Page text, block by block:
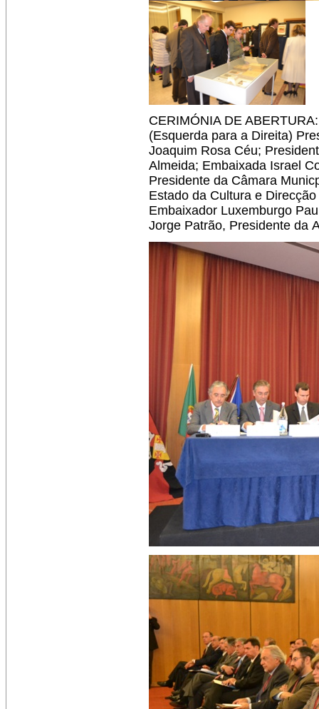
CERIMÓNIA DE ABERTURA:
(Esquerda para a Direita)
Joaquim Rosa Céu;
Almeida; Embaixada Israel
Presidente da Câmara
Estado da Cultura e
Embaixador Luxemburgo
Jorge Patrão, Presidente da